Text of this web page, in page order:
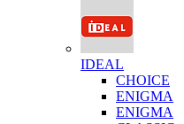
IDEAL
CHOICE
ENIGMA
ENIGMA